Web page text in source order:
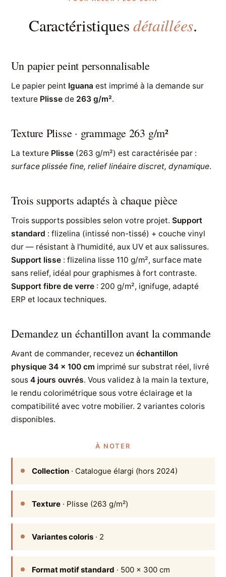
Caractéristiquesdétaillées.
Un papier peint personnalisable
Le papier peint Iguana est imprimé à la demande sur
texture Plisse de 263 g/m².
Texture Plisse · grammage 263 g/m²
La texture Plisse (263 g/m²) est caractérisée par :
surface plissée fine, relief linéaire discret, dynamique.
Trois supports adaptés à chaque pièce
Trois supports possibles selon votre projet.Support
standard : flizelina (intissé non-tissé) + couche vinyl
dur — résistant à l’humidité, aux UV et aux salissures.
Support lisse : flizelina lisse 110 g/m², surface mate
sans relief, idéal pour graphismes à fort contraste.
Support fibre de verre : 200 g/m², ignifuge, adapté
ERP et locaux techniques.
Demandez un échantillon avant la commande
Avant de commander, recevez unéchantillon
physique 34 × 100 cm imprimé sur substrat réel, livré
sous4 jours ouvrés. Vous validez à la main la texture,
le rendu colorimétrique sous votre éclairage et la
compatibilité avec votre mobilier. 2 variantes coloris
disponibles.
À NOTER
Collection · Catalogue élargi (hors 2024)
Texture · Plisse (263 g/m²)
Variantes coloris · 2
Format motif standard · 500 × 300 cm